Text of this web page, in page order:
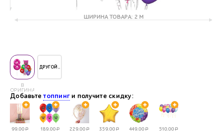
ШИРИНА ТОВАРА: 2 М
В
ОРИГИНАЛЕ
ДРУГОЙ..
Добавьтетоппинг и получите скидку:
99.00Р 189.00Р 229.00Р 359.00Р 449.00Р 510.00Р